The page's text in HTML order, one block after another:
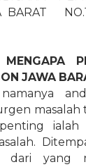
BARAT
JAWA
ialah
dari yang